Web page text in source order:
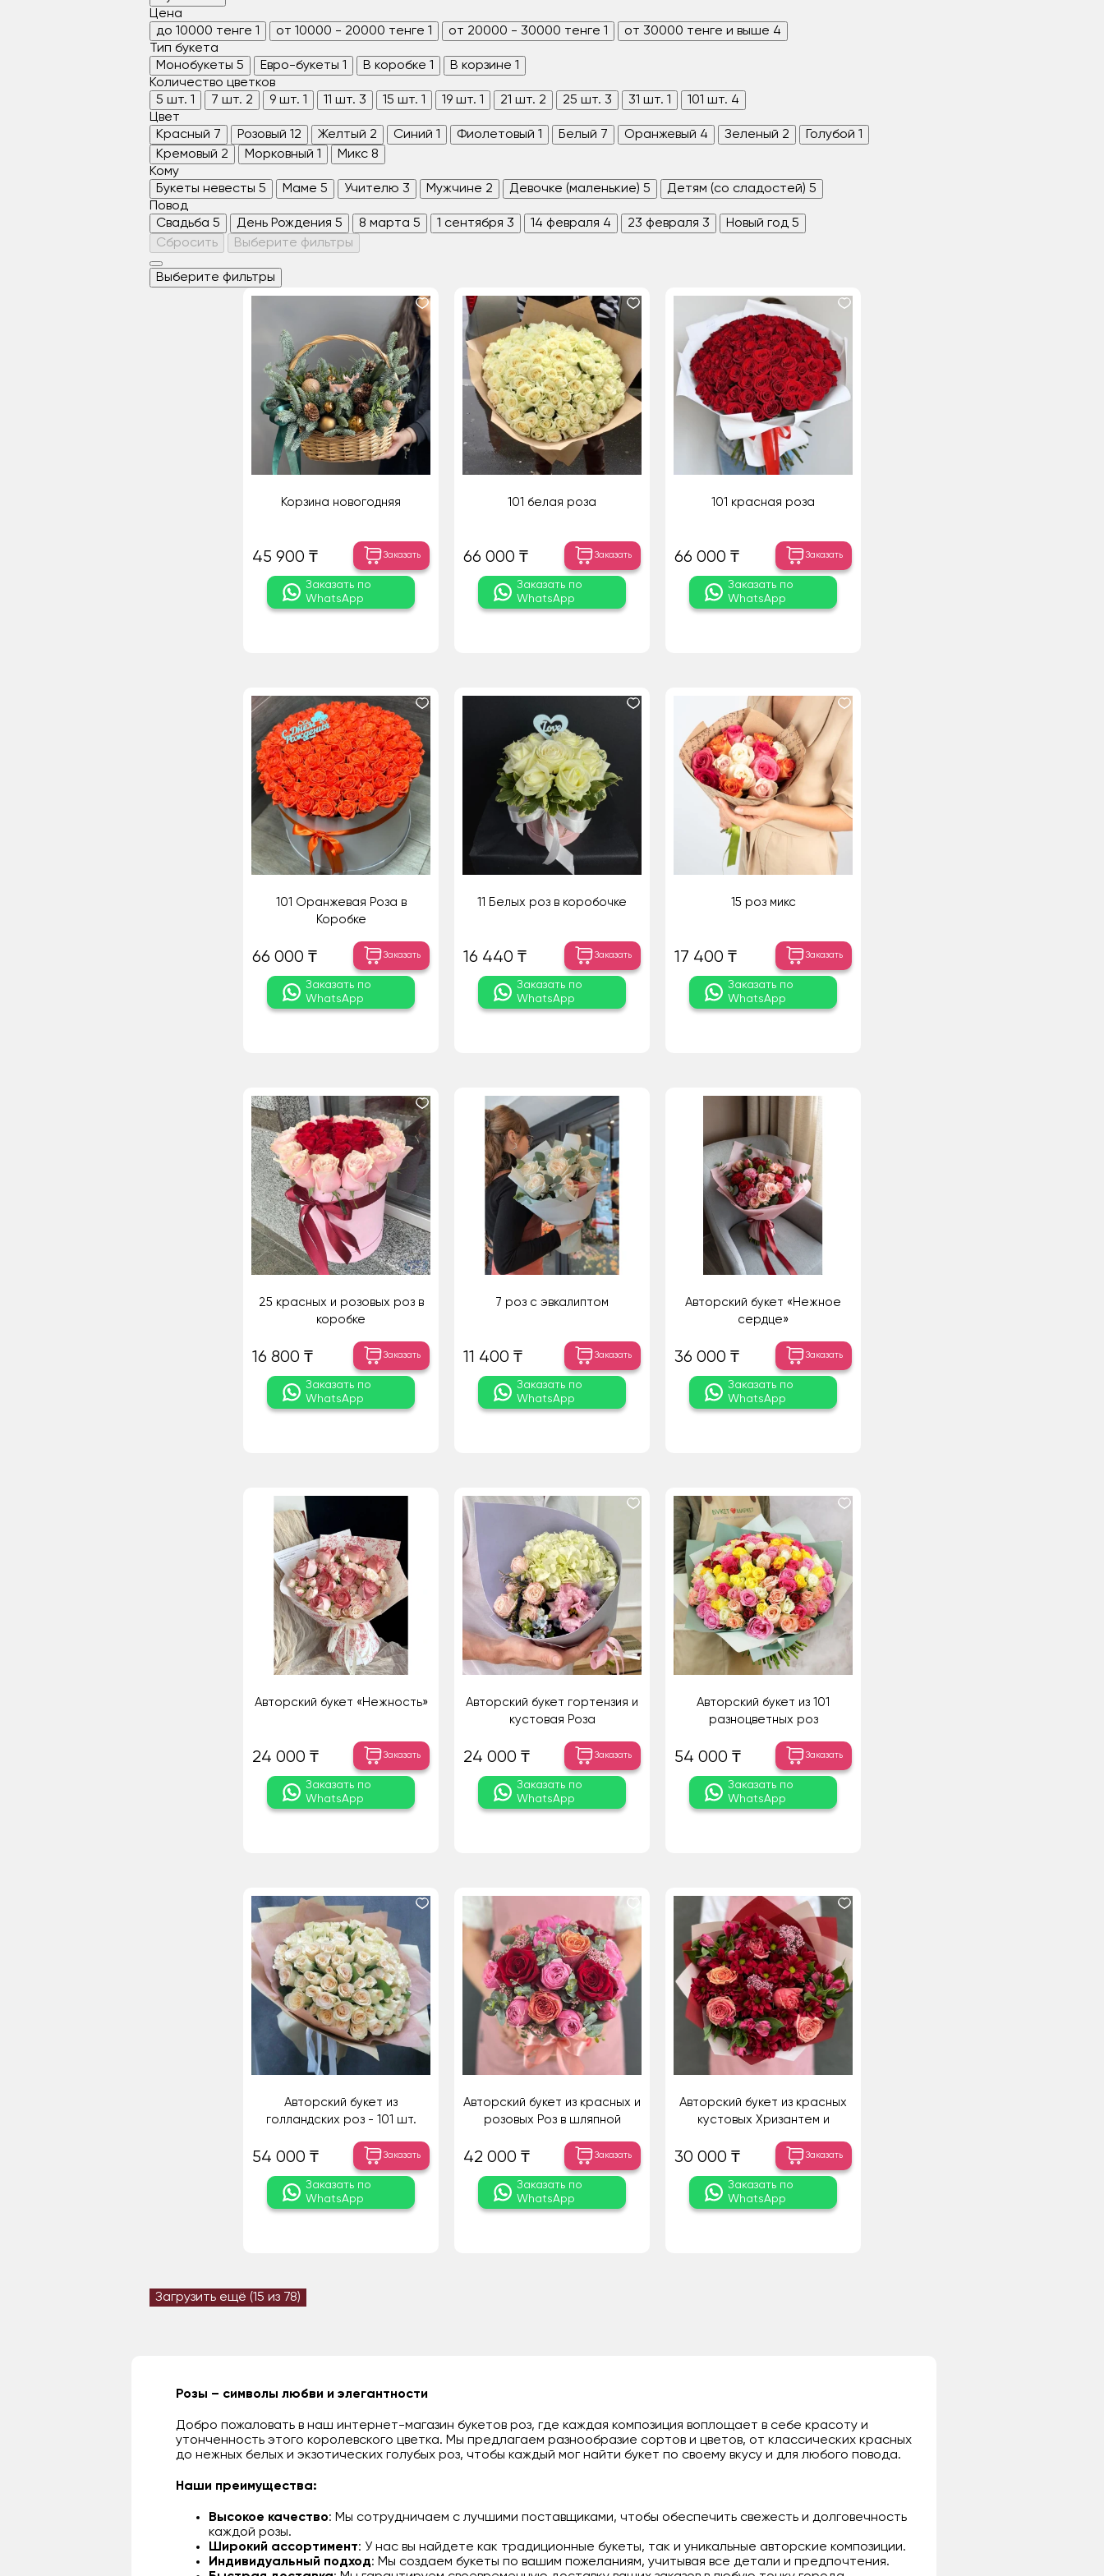
Цена
до 10000 тенге 1 от 10000 - 20000 тенге 1 от 20000 - 30000 тенге 1 от 30000 тенге и выше 4
Тип букета
Монобукеты 5 Евро-букеты 1 В коробке 1 В корзине 1
Количество цветков
5 шт. 1 7 шт. 2 9 шт. 1 11 шт. 3 15 шт. 1 19 шт. 1 21 шт. 2 25 шт. 3 31 шт. 1 101 шт. 4
Цвет
Красный 7 Розовый 12 Желтый 2 Синий 1 Фиолетовый 1 Белый 7 Оранжевый 4 Зеленый 2 Голубой 1
Кремовый 2 Морковный 1 Микс 8
Кому
Букеты невесты 5 Маме 5 Учителю 3 Мужчине 2 Девочке (маленькие) 5 Детям (со сладостей) 5
Повод
Свадьба 5 День Рождения 5 8 марта 5 1 сентября 3 14 февраля 4 23 февраля 3 Новый год 5
Сбросить
Выберите фильтры
Выберите фильтры
Корзина новогодняя
45 900 ₸ Заказать
Заказать по
WhatsApp
101 белая роза
66 000 ₸ Заказать
Заказать по
WhatsApp
101 красная роза
66 000 ₸ Заказать
Заказать по
WhatsApp
101 Оранжевая Роза в
Коробке
66 000 ₸ Заказать
Заказать по
WhatsApp
11 Белых роз в коробочке
16 440 ₸ Заказать
Заказать по
WhatsApp
15 роз микс
17 400 ₸ Заказать
Заказать по
WhatsApp
25 красных и розовых роз в
коробке
16 800 ₸ Заказать
Заказать по
WhatsApp
7 роз с эвкалиптом
11 400 ₸ Заказать
Заказать по
WhatsApp
Авторский букет «Нежное
сердце»
36 000 ₸ Заказать
Заказать по
WhatsApp
Авторский букет «Нежность»
24 000 ₸ Заказать
Заказать по
WhatsApp
Авторский букет гортензия и
кустовая Роза
24 000 ₸ Заказать
Заказать по
WhatsApp
Авторский букет из 101
разноцветных роз
54 000 ₸ Заказать
Заказать по
WhatsApp
Авторский букет из
голландских роз - 101 шт.
54 000 ₸ Заказать
Заказать по
WhatsApp
Авторский букет из красных и
розовых Роз в шляпной
42 000 ₸ Заказать
Заказать по
WhatsApp
Авторский букет из красных
кустовых Хризантем и
30 000 ₸ Заказать
Заказать по
WhatsApp
Загрузить ещё (15 из 78)
Розы – символы любви и элегантности
Добро пожаловать в наш интернет-магазин букетов роз, где каждая композиция воплощает в себе красоту и
утонченность этого королевского цветка. Мы предлагаем разнообразие сортов и цветов, от классических красных
до нежных белых и экзотических голубых роз, чтобы каждый мог найти букет по своему вкусу и для любого повода.
Наши преимущества:
Высокое качество: Мы сотрудничаем с лучшими поставщиками, чтобы обеспечить свежесть и долговечность
каждой розы.
Широкий ассортимент: У нас вы найдете как традиционные букеты, так и уникальные авторские композиции.
Индивидуальный подход: Мы создаем букеты по вашим пожеланиям, учитывая все детали и предпочтения.